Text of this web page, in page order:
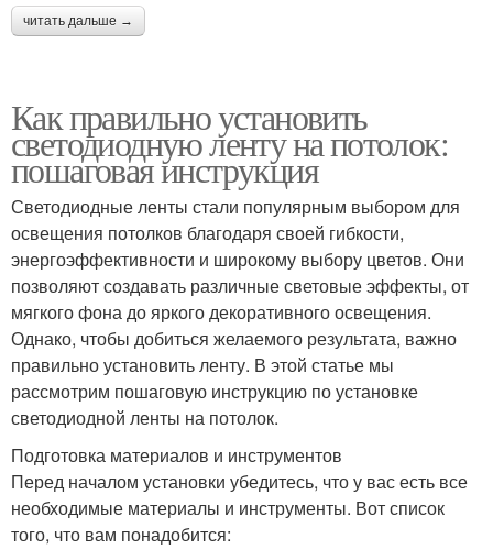
читать дальше →
Как правильно установить
светодиодную ленту на потолок:
пошаговая инструкция
Светодиодные ленты стали популярным выбором для
освещения потолков благодаря своей гибкости,
энергоэффективности и широкому выбору цветов. Они
позволяют создавать различные световые эффекты, от
мягкого фона до яркого декоративного освещения.
Однако, чтобы добиться желаемого результата, важно
правильно установить ленту. В этой статье мы
рассмотрим пошаговую инструкцию по установке
светодиодной ленты на потолок.
Подготовка материалов и инструментов
Перед началом установки убедитесь, что у вас есть все
необходимые материалы и инструменты. Вот список
того, что вам понадобится: